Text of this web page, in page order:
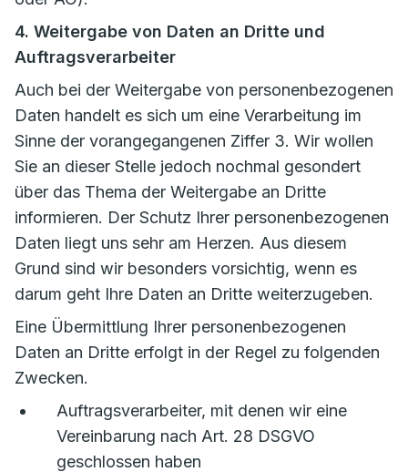
4. Weitergabe von Daten an Dritte und
Auftragsverarbeiter
Auch bei der Weitergabe von personenbezogenen
Daten handelt es sich um eine Verarbeitung im
Sinne der vorangegangenen Ziffer 3. Wir wollen
Sie an dieser Stelle jedoch nochmal gesondert
über das Thema der Weitergabe an Dritte
informieren. Der Schutz Ihrer personenbezogenen
Daten liegt uns sehr am Herzen. Aus diesem
Grund sind wir besonders vorsichtig, wenn es
darum geht Ihre Daten an Dritte weiterzugeben.
Eine Übermittlung Ihrer personenbezogenen
Daten an Dritte erfolgt in der Regel zu folgenden
Zwecken.
Auftragsverarbeiter, mit denen wir eine
Vereinbarung nach Art. 28 DSGVO
geschlossen haben